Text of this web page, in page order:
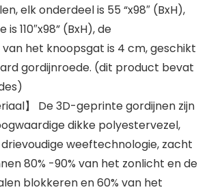
elk onderdeel is 55 “x98″ (BxH),
110″x98” (BxH), de
het knoopsgat is 4 cm, geschikt
gordijnroede. (dit product bevat
】 De 3D-geprinte gordijnen zijn
dikke polyestervezel,
weeftechnologie, zacht
80% -90% van het zonlicht en de
blokkeren en 60% van het